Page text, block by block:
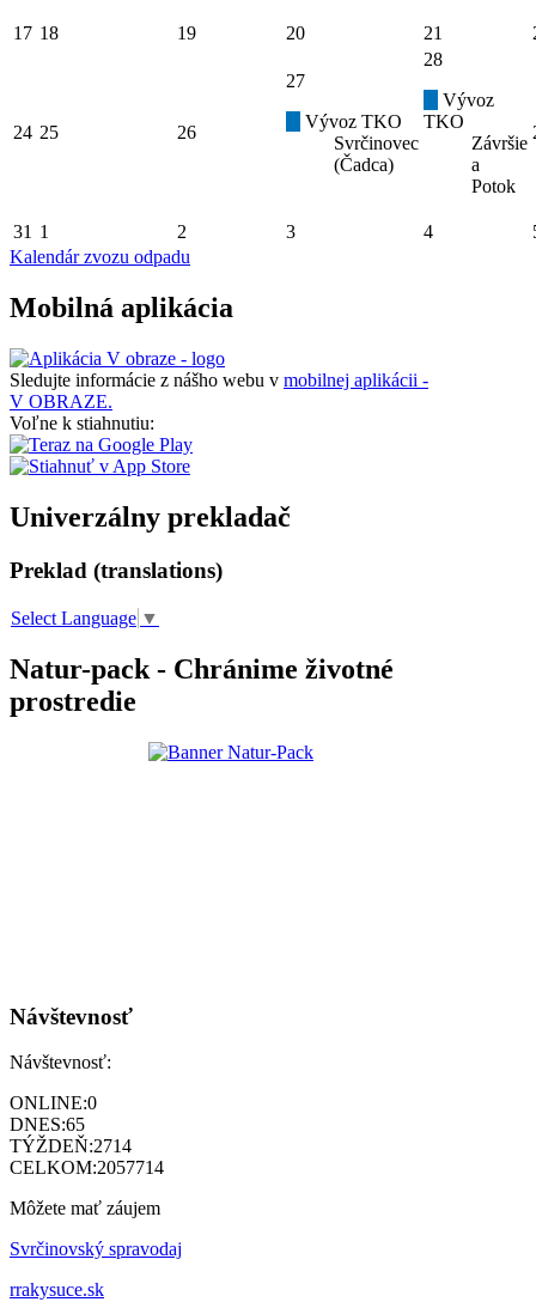
17 18 19 20 21
24 25 26
27
Vývoz TKO
Svrčinovec
(Čadca)
28
Vývoz
TKO
Závršie
a
Potok
31 1 2 3 4
Kalendár zvozu odpadu
Mobilná aplikácia
Sledujte informácie z nášho webu v mobilnej aplikácii -
V OBRAZE.
Voľne k stiahnutiu:
Univerzálny prekladač
Preklad (translations)
Select Language ▼
Natur-pack - Chránime životné
prostredie
Návštevnosť
Návštevnosť:
ONLINE:0
DNES:65
TÝŽDEŇ:2714
CELKOM:2057714
Môžete mať záujem
Svrčinovský spravodaj
rrakysuce.sk